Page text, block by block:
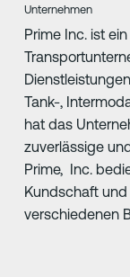
Unternehmen
Prime Inc. ist
Tank-,
hat das
zuverlässige
Prime, Inc.
Kundschaft
verschiedenen